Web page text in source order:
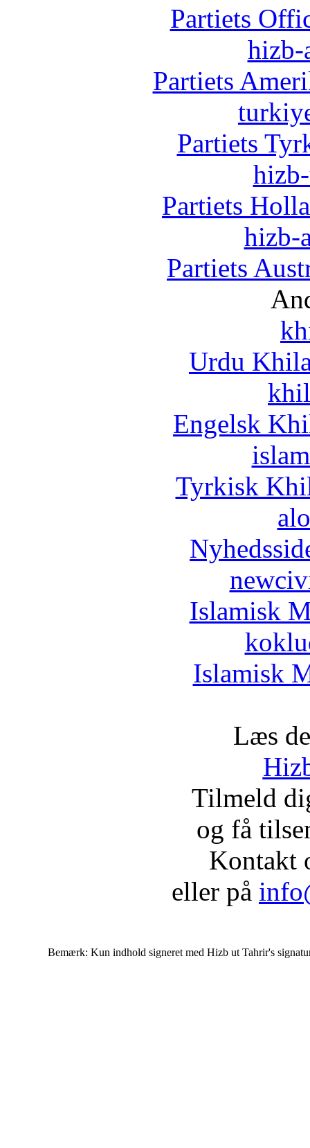
Partiets
hizb-
Partiets
Partiets
Partiets
hizb-
Partiets
Urdu
Engelsk
Tyrkisk
Islamisk
Islamisk
Læs
Tilmeld
og få
Kontakt
eller på
Bemærk: Kun indhold signeret med Hizb ut Tahrir's